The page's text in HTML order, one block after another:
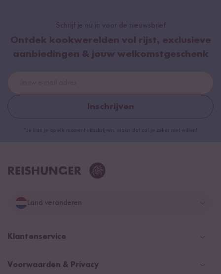
Schrijf je nu in voor de nieuwsbrief
Ontdek kookwerelden vol rijst, exclusieve
aanbiedingen & jouw welkomstgeschenk
Inschrijven
*Je kan je op elk moment uitschrijven, maar dat zal je zeker niet willen!
Land veranderen
Duitsland
Klantenservice
Help Center (FAQ)
Voorwaarden & Privacy